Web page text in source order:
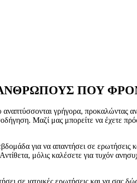
ΠΟΥ
γρήγορα, προκαλώντας
Μαζί μας μπορείτε να έχετε
για να απαντήσει σε ερωτήσεις
μόλις καλέσετε για τυχόν